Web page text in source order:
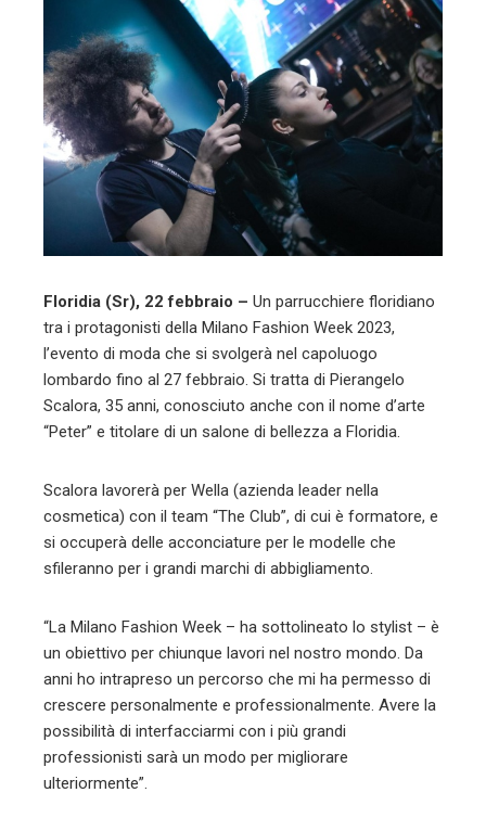
Floridia (Sr), 22 febbraio – Un parrucchiere floridiano
tra i protagonisti della Milano Fashion Week 2023,
l’evento di moda che si svolgerà nel capoluogo
lombardo fino al 27 febbraio. Si tratta di Pierangelo
Scalora, 35 anni, conosciuto anche con il nome d’arte
“Peter” e titolare di un salone di bellezza a Floridia.
Scalora lavorerà per Wella (azienda leader nella
cosmetica) con il team “The Club”, di cui è formatore, e
si occuperà delle acconciature per le modelle che
sfileranno per i grandi marchi di abbigliamento.
“La Milano Fashion Week – ha sottolineato lo stylist – è
un obiettivo per chiunque lavori nel nostro mondo. Da
anni ho intrapreso un percorso che mi ha permesso di
crescere personalmente e professionalmente. Avere la
possibilità di interfacciarmi con i più grandi
professionisti sarà un modo per migliorare
ulteriormente”.